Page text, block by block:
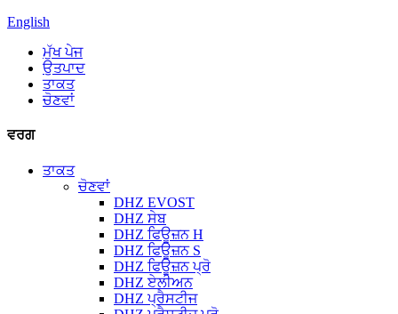
English
ਮੁੱਖ ਪੇਜ
ਉਤਪਾਦ
ਤਾਕਤ
ਚੋਣਵਾਂ
ਵਰਗ
ਤਾਕਤ
ਚੋਣਵਾਂ
DHZ EVOST
DHZ ਸੇਬ
DHZ ਫਿਊਜ਼ਨ H
DHZ ਫਿਊਜ਼ਨ S
DHZ ਫਿਊਜ਼ਨ ਪ੍ਰੋ
DHZ ਏਲੀਅਨ
DHZ ਪ੍ਰੈਸਟੀਜ